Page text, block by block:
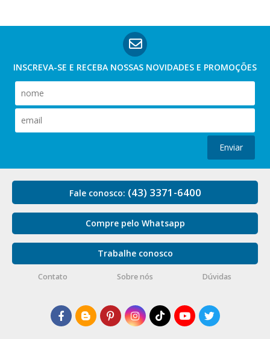
INSCREVA-SE E RECEBA NOSSAS NOVIDADES E PROMOÇÕES
Enviar
Fale conosco: (43) 3371-6400
Compre pelo Whatsapp
Trabalhe conosco
Contato Sobre nós Dúvidas